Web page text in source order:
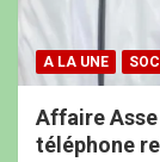
A LA UNE
Affaire Asse
téléphone